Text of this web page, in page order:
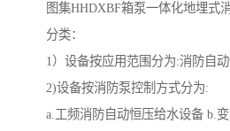
图集HHDXBF箱泵一体化地埋式
分类：
1）设备按应用范围分为:消防自
2)设备按消防泵控制方式分为:
a.工频消防自动恒压给水设备 b.